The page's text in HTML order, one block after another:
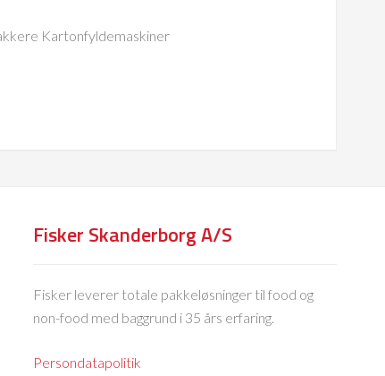
Kartonfyldemaskiner
Fisker Skanderborg A/S
Fisker leverer totale pakkeløsninger til food og
non-food med baggrund i 35 års erfaring.
Persondatapolitik